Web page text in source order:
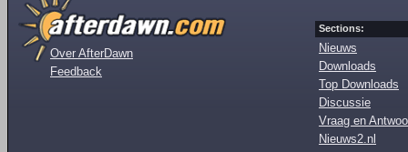
Over AfterDawn
Feedback
Sections:
Nieuws
Downloads
Top Downloads
Discussie
Vraag en
Nieuws2.nl